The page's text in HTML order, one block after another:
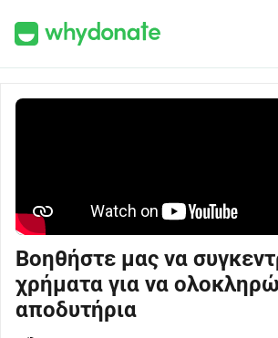
Βοηθήστε μας να
χρήματα για να
αποδυτήρια